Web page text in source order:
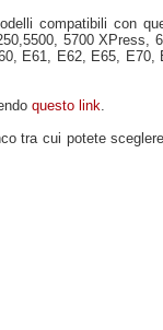
compatibili con
5700 XPress,
E61, E62, E65, E70,
questo link
tra cui potete